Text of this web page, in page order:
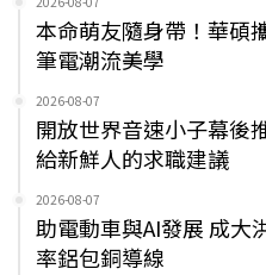
本命萌友隨身帶！華碩
筆電潮流美學
2026-08-07
開放世界音速小子幕後
給新鮮人的求職建議
2026-08-07
助電動車與AI發展 成大
率鋁包銅導線